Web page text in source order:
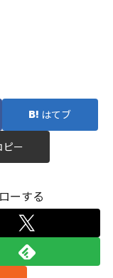
はてブ
ピー
ーする